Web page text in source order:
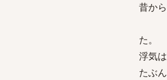
昔か
た。
浮気
たぶ